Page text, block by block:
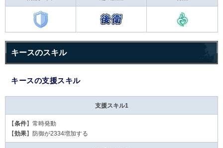
キースのスキル
キースの支援スキル
支援スキル1
【条件】常時発動
【効果】防御が2334増加する